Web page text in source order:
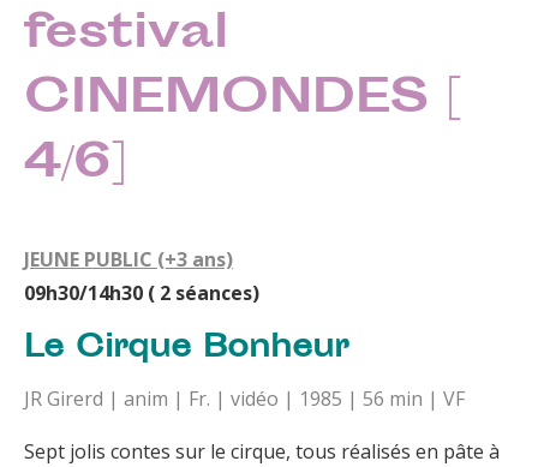
festival
CINEMONDES [
4/6]
JEUNE PUBLIC (+3 ans)
09h30/14h30 ( 2 séances)
Le Cirque Bonheur
JR Girerd | anim | Fr. | vidéo | 1985 | 56 min | VF
Sept jolis contes sur le cirque, tous réalisés en pâte à